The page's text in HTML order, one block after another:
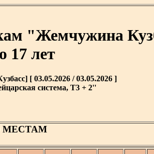
"Жемчужина
17 лет
[ 03.05.2026 / 03.05.2026 ]
система, T3 + 2''
МЕСТАМ